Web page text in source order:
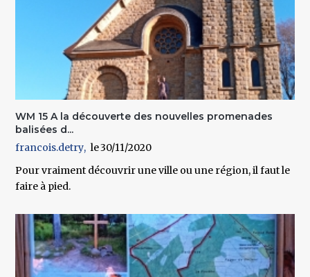
WM 15 A la découverte des nouvelles promenades
balisées d...
francois.detry
30/11/2020
Pour vraiment découvrir une ville ou une région, il faut le
faire à pied.